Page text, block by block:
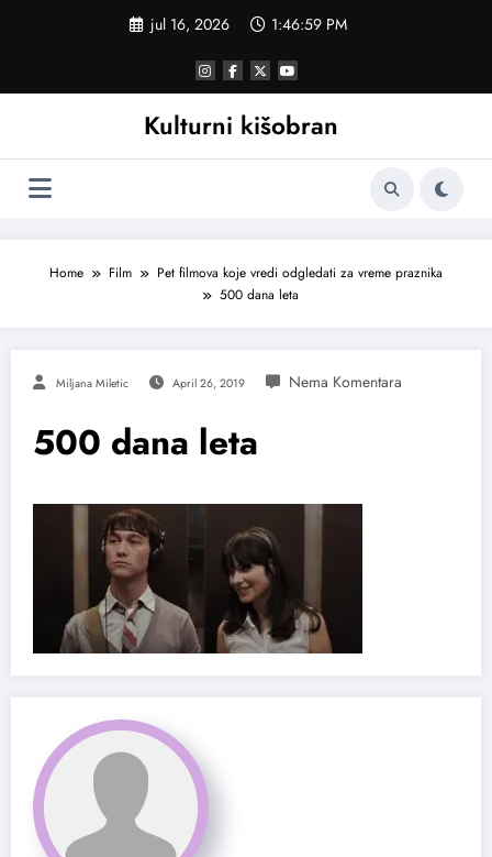
jul 16, 2026 1:46:59 PM
Kulturni kišobran
Home Film
Pet filmova koje vredi odgledati za vreme praznika
500 dana leta
Miljana Miletic April 26, 2019
500 dana leta